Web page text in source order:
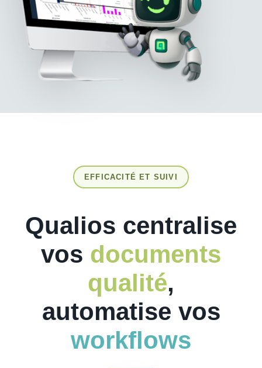
EFFICACITÉ ET SUIVI
Qualios centralise
vos documents
qualité,
automatise vos
workflows